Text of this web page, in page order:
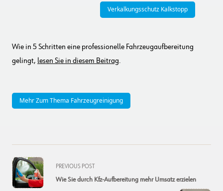
Verkalkungsschutz Kalkstopp
Wie in 5 Schritten eine professionelle Fahrzeugaufbereitung
gelingt, lesen Sie in diesem Beitrag.
Mehr Zum Thema Fahrzeugreinigung
<span
class="nav-
subtitle
PREVIOUS POST
Wie Sie durch Kfz-Aufbereitung mehr Umsatz erzielen